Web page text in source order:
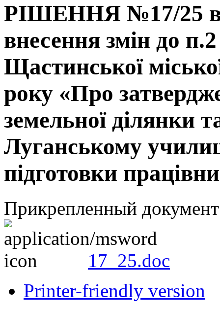
РІШЕННЯ №17/25
внесення змін до
Щастинської
року «Про
земельної ділянки
Луганському
підготовки
Прикрепленный
17_25.doc
Printer-friendly version